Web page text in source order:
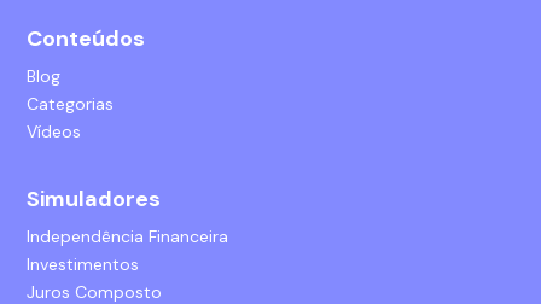
Conteúdos
Blog
Categorias
Vídeos
Simuladores
Independência Financeira
Investimentos
Juros Composto